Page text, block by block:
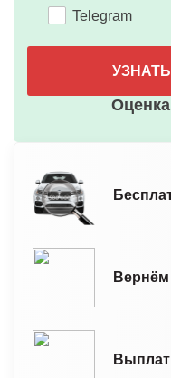
Telegram
Вернём